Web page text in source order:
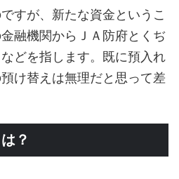
すが、新たな資金というこ
融機関からＪＡ防府とくぢ
どを指します。既に預入れ
け替えは無理だと思って差
？